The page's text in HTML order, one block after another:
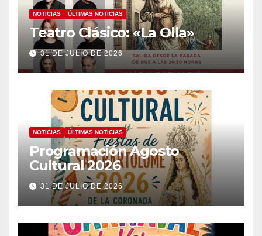
NOTICIAS ÚLTIMAS NOTICIAS
Teatro Clásico: «La Olla»
31 DE JULIO DE 2026
NOTICIAS ÚLTIMAS NOTICIAS
Programación Agosto
Cultural 2026
31 DE JULIO DE 2026